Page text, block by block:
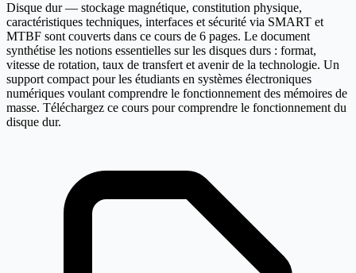
Disque dur — stockage magnétique, constitution physique,
caractéristiques techniques, interfaces et sécurité via SMART et
MTBF sont couverts dans ce cours de 6 pages. Le document
synthétise les notions essentielles sur les disques durs : format,
vitesse de rotation, taux de transfert et avenir de la technologie. Un
support compact pour les étudiants en systèmes électroniques
numériques voulant comprendre le fonctionnement des mémoires de
masse. Téléchargez ce cours pour comprendre le fonctionnement du
disque dur.